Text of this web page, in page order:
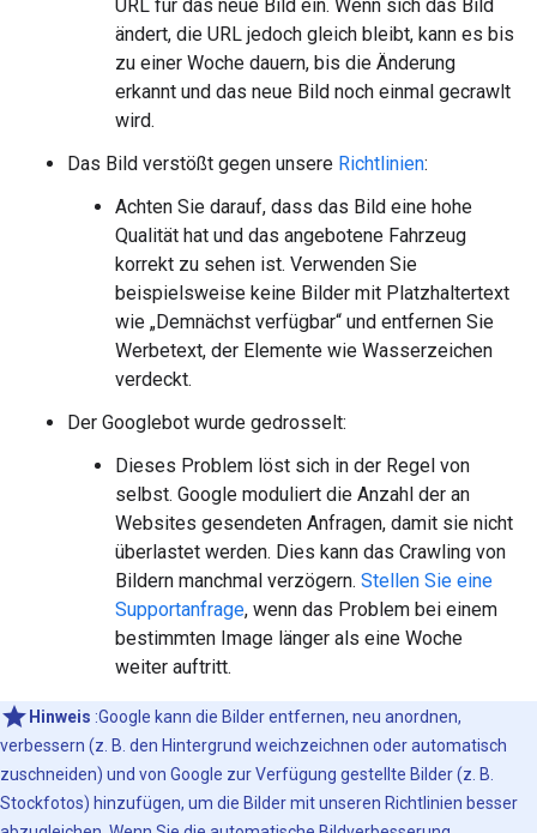
URL für das neue Bild ein. Wenn sich das Bild
ändert, die URL jedoch gleich bleibt, kann es bis
zu einer Woche dauern, bis die Änderung
erkannt und das neue Bild noch einmal gecrawlt
wird.
Das Bild verstößt gegen unsere Richtlinien:
Achten Sie darauf, dass das Bild eine hohe
Qualität hat und das angebotene Fahrzeug
korrekt zu sehen ist. Verwenden Sie
beispielsweise keine Bilder mit Platzhaltertext
wie „Demnächst verfügbar“ und entfernen Sie
Werbetext, der Elemente wie Wasserzeichen
verdeckt.
Der Googlebot wurde gedrosselt:
Dieses Problem löst sich in der Regel von
selbst. Google moduliert die Anzahl der an
Websites gesendeten Anfragen, damit sie nicht
überlastet werden. Dies kann das Crawling von
Bildern manchmal verzögern. Stellen Sie eine
Supportanfrage, wenn das Problem bei einem
bestimmten Image länger als eine Woche
weiter auftritt.
Hinweis :Google kann die Bilder entfernen, neu anordnen,
verbessern (z. B. den Hintergrund weichzeichnen oder automatisch
zuschneiden) und von Google zur Verfügung gestellte Bilder (z. B.
Stockfotos) hinzufügen, um die Bilder mit unseren Richtlinien besser